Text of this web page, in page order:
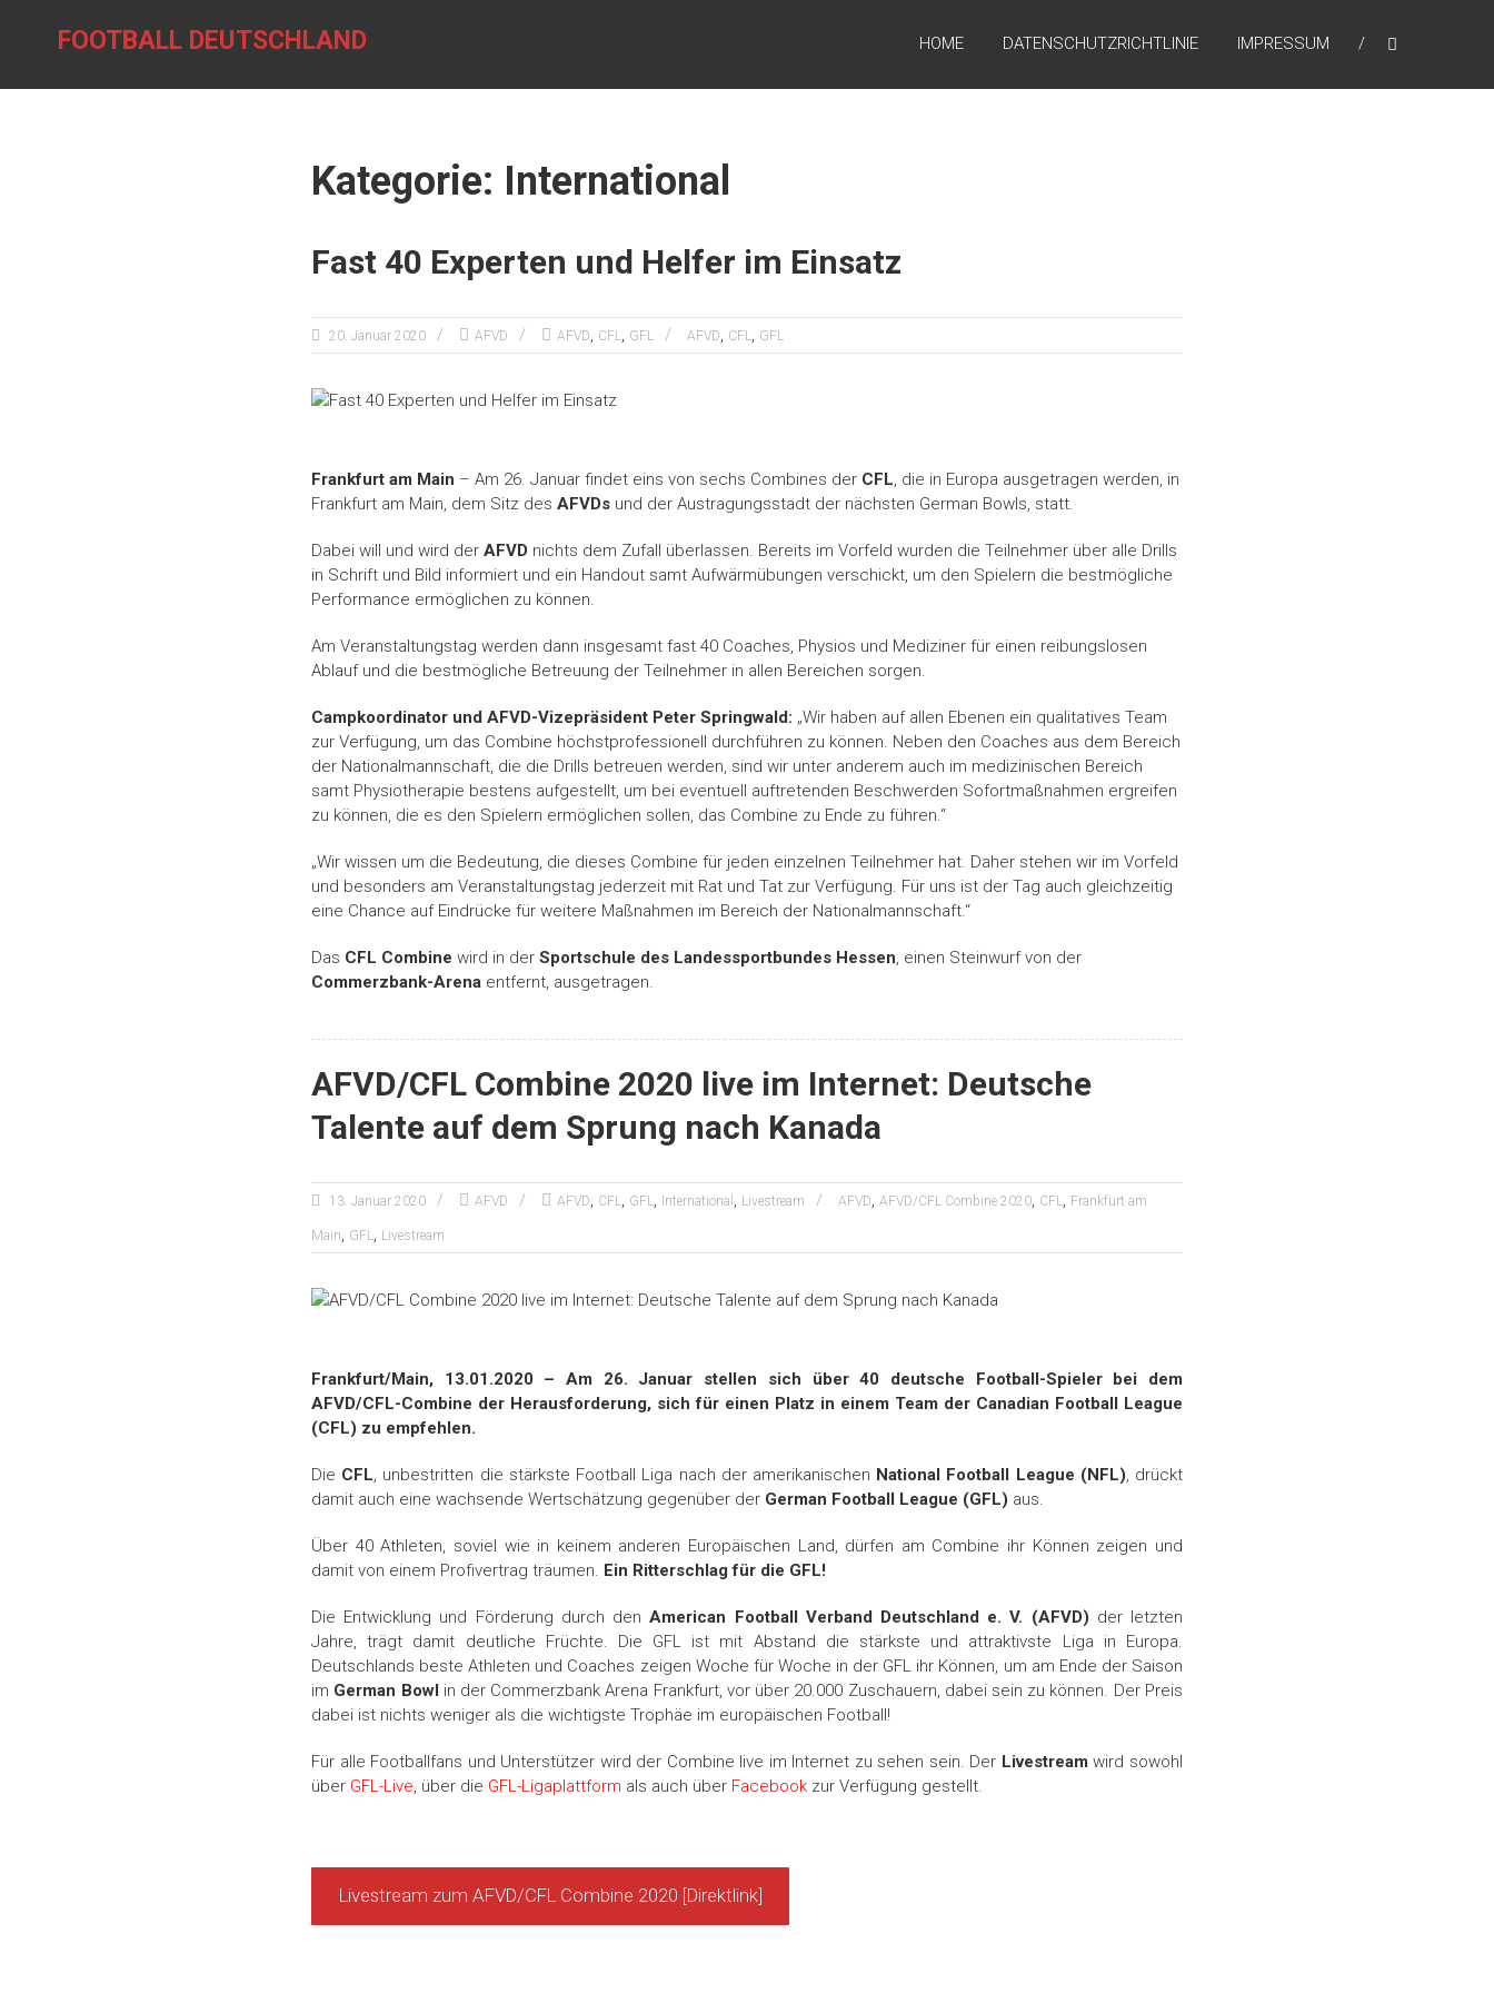
FOOTBALL DEUTSCHLAND HOME DATENSCHUTZRICHTLINIE IMPRESSUM
Kategorie: International
Fast 40 Experten und Helfer im Einsatz
20. Januar 2020 AFVD AFVD, CFL, GFL AFVD, CFL, GFL
Frankfurt am Main – Am 26. Januar findet eins von sechs Combines der CFL, die in Europa ausgetragen werden, in
Frankfurt am Main, dem Sitz desAFVDs und der Austragungsstadt der nächsten German Bowls, statt.
Dabei will und wird derAFVD nichts dem Zufall überlassen. Bereits im Vorfeld wurden die Teilnehmer über alle Drills
in Schrift und Bild informiert und ein Handout samt Aufwärmübungen verschickt, um den Spielern die bestmögliche
Performance ermöglichen zu können.
Am Veranstaltungstag werden dann insgesamt fast 40 Coaches, Physios und Mediziner für einen reibungslosen
Ablauf und die bestmögliche Betreuung der Teilnehmer in allen Bereichen sorgen.
Campkoordinator und AFVD-Vizepräsident Peter Springwald: „Wir haben auf allen Ebenen ein qualitatives Team
zur Verfügung, um das Combine höchstprofessionell durchführen zu können. Neben den Coaches aus dem Bereich
der Nationalmannschaft, die die Drills betreuen werden, sind wir unter anderem auch im medizinischen Bereich
samt Physiotherapie bestens aufgestellt, um bei eventuell auftretenden Beschwerden Sofortmaßnahmen ergreifen
zu können, die es den Spielern ermöglichen sollen, das Combine zu Ende zu führen.“
„Wir wissen um die Bedeutung, die dieses Combine für jeden einzelnen Teilnehmer hat. Daher stehen wir im Vorfeld
und besonders am Veranstaltungstag jederzeit mit Rat und Tat zur Verfügung. Für uns ist der Tag auch gleichzeitig
eine Chance auf Eindrücke für weitere Maßnahmen im Bereich der Nationalmannschaft.“
Das CFL Combine wird in derSportschule des Landessportbundes Hessen, einen Steinwurf von der
Commerzbank-Arena entfernt, ausgetragen.
AFVD/CFL Combine 2020 live im Internet: Deutsche
Talente auf dem Sprung nach Kanada
13. Januar 2020 AFVD AFVD, CFL, GFL, International , Livestream AFVD,AFVD/CFL Combine 2020, CFL, Frankfurt am
Main, GFL, Livestream
Frankfurt/Main, 13.01.2020 – Am 26. Januar stellen sich über 40 deutsche Football-Spieler bei dem
AFVD/CFL-Combine der Herausforderung, sich für einen Platz in einem Team der Canadian Football League
(CFL) zu empfehlen.
Die CFL, unbestritten die stärkste Football Liga nach der amerikanischen National Football League (NFL), drückt
damit auch eine wachsende Wertschätzung gegenüber der German Football League (GFL) aus.
Über 40 Athleten, soviel wie in keinem anderen Europäischen Land, dürfen am Combine ihr Können zeigen und
damit von einem Profivertrag träumen. Ein Ritterschlag für die GFL!
Die Entwicklung und Förderung durch denAmerican Football Verband Deutschland e. V. (AFVD) der letzten
Jahre, trägt damit deutliche Früchte. Die GFL ist mit Abstand die stärkste und attraktivste Liga in Europa.
Deutschlands beste Athleten und Coaches zeigen Woche für Woche in der GFL ihr Können, um am Ende der Saison
im German Bowl in der Commerzbank Arena Frankfurt, vor über 20.000 Zuschauern, dabei sein zu können. Der Preis
dabei ist nichts weniger als die wichtigste Trophäe im europäischen Football!
Für alle Footballfans und Unterstützer wird der Combine live im Internet zu sehen sein. Der Livestreamwird sowohl
über GFL-Live, über die GFL-Ligaplattform als auch über Facebook zur Verfügung gestellt.
Livestream zum AFVD/CFL Combine 2020 [Direktlink]